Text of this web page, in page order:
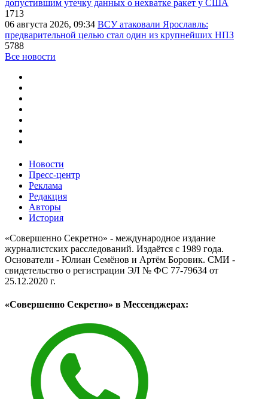
допустившим утечку данных о нехватке ракет у США
1713
06 августа 2026, 09:34 ВСУ атаковали Ярославль:
предварительной целью стал один из крупнейших НПЗ
5788
Все новости
Новости
Пресс-центр
Реклама
Редакция
Авторы
История
«Совершенно Секретно» - международное издание
журналистских расследований. Издаётся с 1989 года.
Основатели - Юлиан Семёнов и Артём Боровик. CМИ -
свидетельство о регистрации ЭЛ № ФС 77-79634 от
25.12.2020 г.
«Совершенно Секретно» в Мессенджерах: